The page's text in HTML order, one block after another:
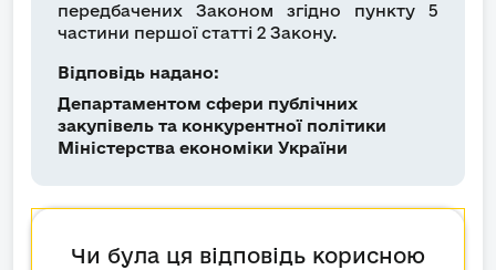
передбачених Законом згідно пункту 5
частини першої статті 2 Закону.
Відповідь надано:
Департаментом сфери публічних
закупівель та конкурентної політики
Міністерства економіки України
Чи була ця відповідь корисною